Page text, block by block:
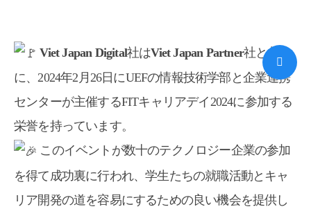
Viet Japan Digital社はViet Japan Partner社と共
に、2024年2月26日にUEFの情報技術学部と企業連携
センターが主催するFITキャリアデイ2024に参加する
栄誉を持っています。
このイベントが数十のテクノロジー企業の参加
を得て成功裏に行われ、学生たちの就職活動とキャ
リア開発の道を容易にするための良い機会を提供し